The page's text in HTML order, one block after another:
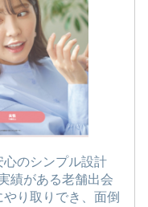
のシンプル設計
績がある老舗出会
り取りでき、面倒